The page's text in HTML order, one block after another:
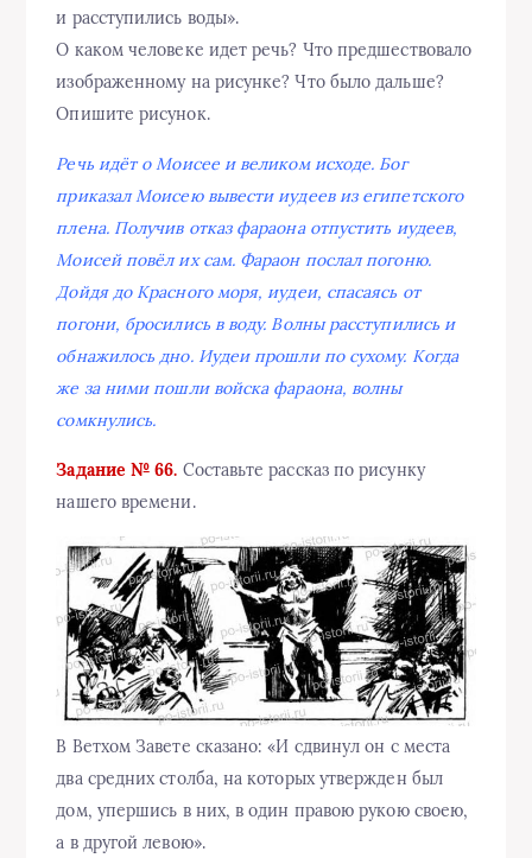
и расступились воды».
О каком человеке идет речь? Что предшествовало
изображенному на рисунке? Что было дальше?
Опишите рисунок.
Речь идёт о Моисее и великом исходе. Бог
приказал Моисею вывести иудеев из египетского
плена. Получив отказ фараона отпустить иудеев,
Моисей повёл их сам. Фараон послал погоню.
Дойдя до Красного моря, иудеи, спасаясь от
погони, бросились в воду. Волны расступились и
обнажилось дно. Иудеи прошли по сухому. Когда
же за ними пошли войска фараона, волны
сомкнулись.
Задание № 66. Составьте рассказ по рисунку
нашего времени.
В Ветхом Завете сказано: «И сдвинул он с места
два средних столба, на которых утвержден был
дом, упершись в них, в один правою рукою своею,
а в другой левою».